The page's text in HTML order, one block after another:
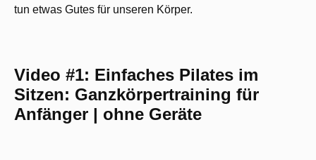
tun etwas Gutes für unseren Körper.
Video #1: Einfaches Pilates im
Sitzen: Ganzkörpertraining für
Anfänger | ohne Geräte